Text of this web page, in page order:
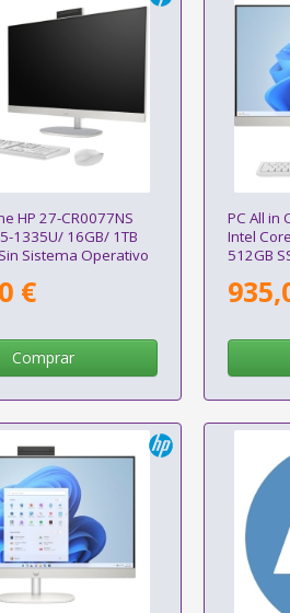
HP 27-CR0077NS
1335U/ 16GB/ 1TB
Sistema Operativo
€
Comprar
PC All in
Intel
512GB